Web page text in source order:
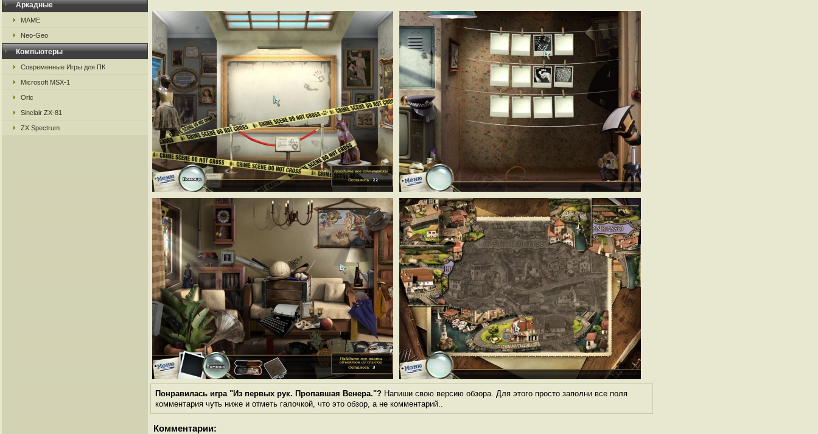
Аркадные
MAME
Neo-Geo
Компьютеры
Современные Игры для ПК
Microsoft MSX-1
Oric
Sinclair ZX-81
ZX Spectrum
Понравилась игра "Из первых рук. Пропавшая Венера."? Напиши свою версию обзора. Для этого просто заполни все поля
комментария чуть ниже и отметь галочкой, что это обзор, а не комментарий..
Комментарии: